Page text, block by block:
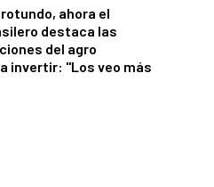
ahora el
destaca las
del agro
invertir: "Los veo más